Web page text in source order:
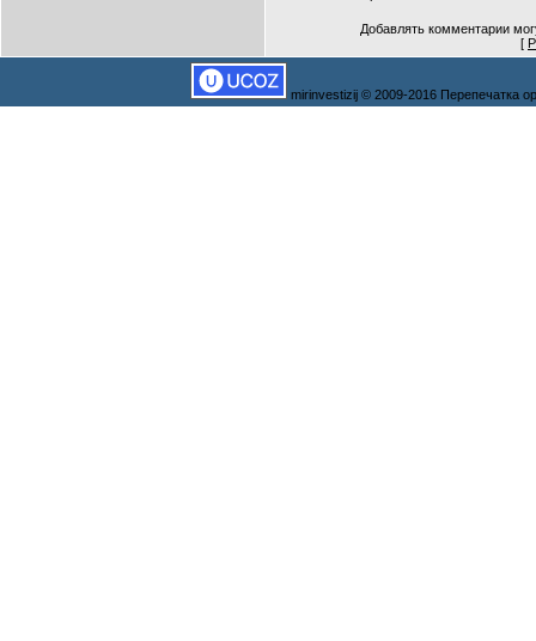
Добавлять комментарии
[
mirinvestizij © 2009-2016 Перепечатка